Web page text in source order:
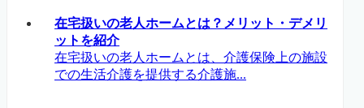
在宅扱いの老人ホームとは？メリット・デメリ
ットを紹介
在宅扱いの老人ホームとは、介護保険上の施設
での生活介護を提供する介護施...